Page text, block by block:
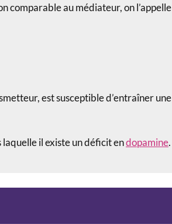
comparable au médiateur, on l’appelle
est susceptible d’entraîner une
laquelle il existe un déficit endopamine.